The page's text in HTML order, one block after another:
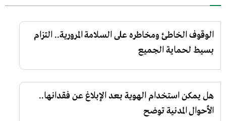
الوقوف الخاطئ ومخاطره على السلامة المرورية.. التزام
بسيط لحماية الجميع
هل يمكن استخدام الهوية بعد الإبلاغ عن فقدانها..
الأحوال المدنية توضح